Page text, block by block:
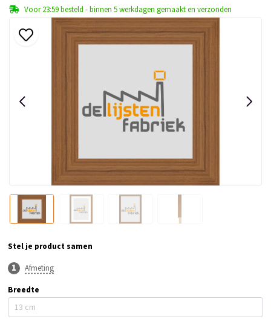
Stel je product samen
Afmeting
Breedte
Voor 23:59 besteld - binnen 5 werkdagen gemaakt en verzonden